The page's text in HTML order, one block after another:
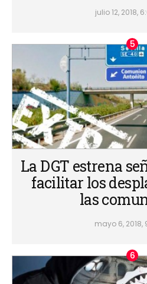
julio 12, 2018,
La DGT estrena
facilitar los
las
mayo 6, 2018,